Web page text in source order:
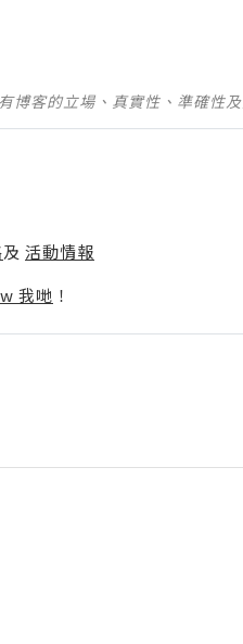
博客的立場、真實性、準確性
及 活動情報
我哋 ！